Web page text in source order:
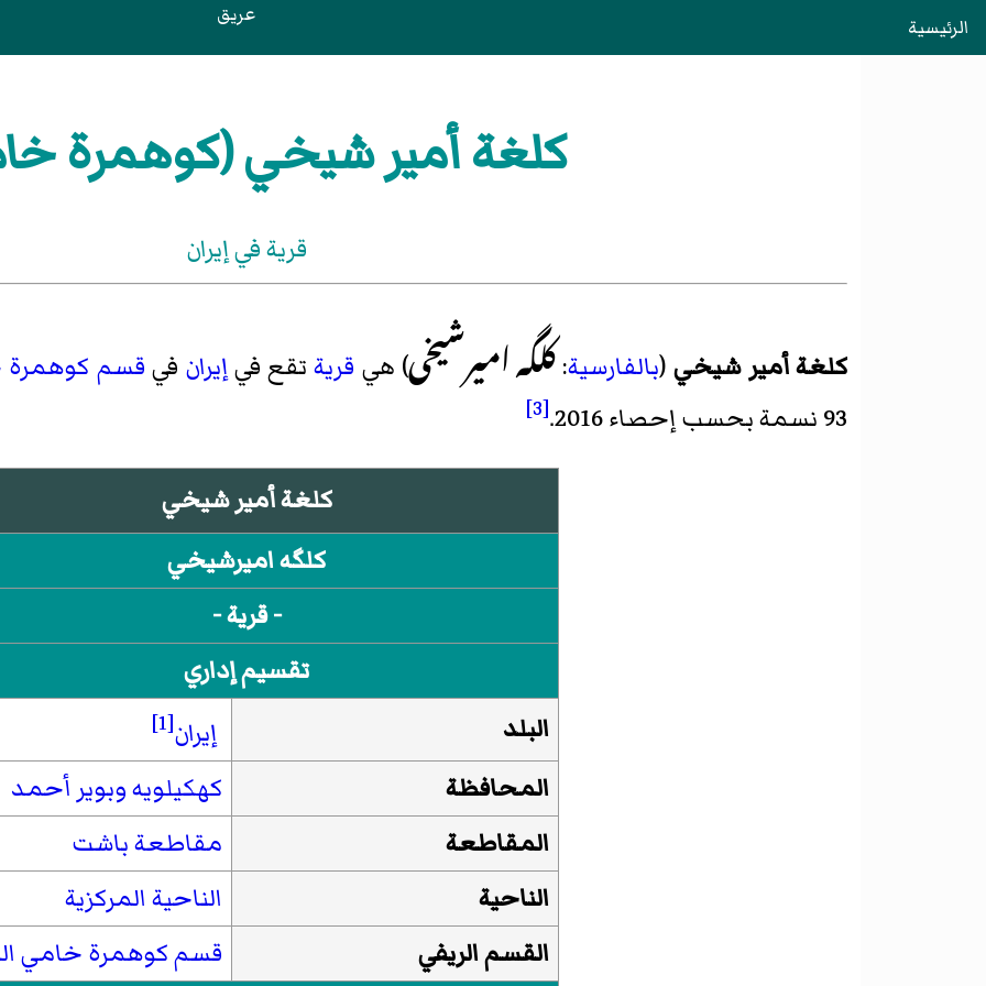
الرئيسية عريق
كلغة أمير شيخي (كوهمرة
قرية في إيران
کلغة أمیر شیخي(بالفارسية: کلگه امیرشیخی) هي قريةتقع فيإيران في قسم كوهمرة
93 نسمة بحسب
إحصاء 2016 .
[3]
كلغة أمير شيخي
كلگه اميرشيخي
- قرية -
تقسيم إداري
البلد
إيران[1]
المحافظة
كهكيلويه وبوير أحمد
المقاطعة
مقاطعة باشت
الناحية
الناحية المركزية
القسم الريفي
قسم كوهمرة خامي